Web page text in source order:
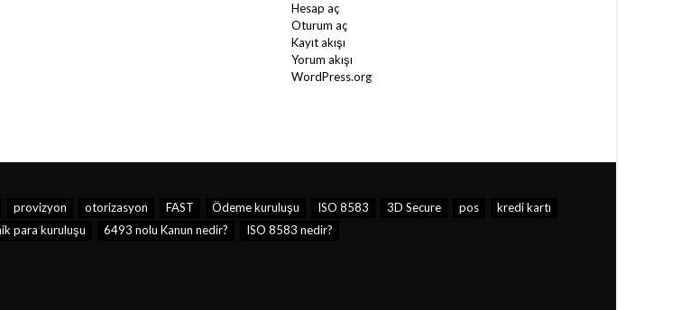
Hesap aç
Oturum aç
Kayıt akışı
Yorum akışı
WordPress.org
provizyon otorizasyon FAST Ödeme kuruluşu ISO 8583 3D Secure pos
kredi kartı
para kuruluşu 6493 nolu Kanun nedir? ISO 8583 nedir?